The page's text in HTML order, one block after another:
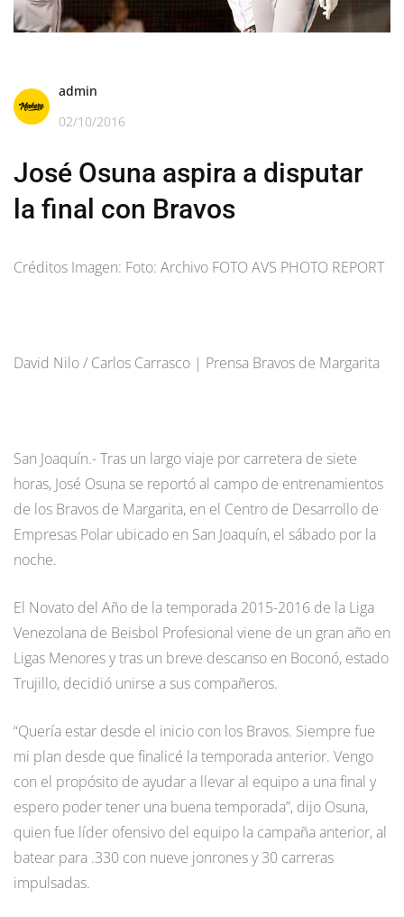
admin
02/10/2016
José Osuna aspira a disputar
la final con Bravos
Créditos Imagen: Foto: Archivo FOTO AVS PHOTO REPORT
David Nilo / Carlos Carrasco | Prensa Bravos de Margarita
San Joaquín.- Tras un largo viaje por carretera de siete
horas, José Osuna se reportó al campo de entrenamientos
de los Bravos de Margarita, en el Centro de Desarrollo de
Empresas Polar ubicado en San Joaquín, el sábado por la
noche.
El Novato del Año de la temporada 2015-2016 de la Liga
Venezolana de Beisbol Profesional viene de un gran año en
Ligas Menores y tras un breve descanso en Boconó, estado
Trujillo, decidió unirse a sus compañeros.
“Quería estar desde el inicio con los Bravos. Siempre fue
mi plan desde que finalicé la temporada anterior. Vengo
con el propósito de ayudar a llevar al equipo a una final y
espero poder tener una buena temporada”, dijo Osuna,
quien fue líder ofensivo del equipo la campaña anterior, al
batear para .330 con nueve jonrones y 30 carreras
impulsadas.